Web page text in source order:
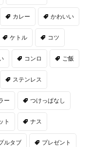
カレー かわいい
ケトル コツ
コンロ ご飯
ステンレス
ー つけっぱなし
ト ナス
ルタブ プレゼント